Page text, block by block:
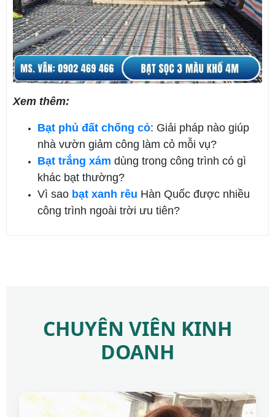
Xem thêm:
Bạt phủ đất chống cỏ: Giải pháp nào giúp
nhà vườn giảm công làm cỏ mỗi vụ?
Bạt trắng xám dùng trong công trình có gì
khác bạt thường?
Vì sao bạt xanh rêu Hàn Quốc được nhiều
công trình ngoài trời ưu tiên?
CHUYÊN VIÊN KINH
DOANH